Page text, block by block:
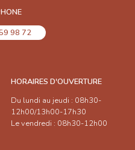
98 72
HORAIRES D'OUVERTURE
Du lundi au jeudi : 08h30-
12h00/13h00-17h30
Le vendredi : 08h30-12h00